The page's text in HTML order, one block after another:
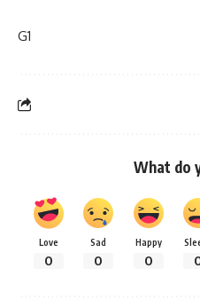
G1
What do
Love
0
Sad
0
Happy
0